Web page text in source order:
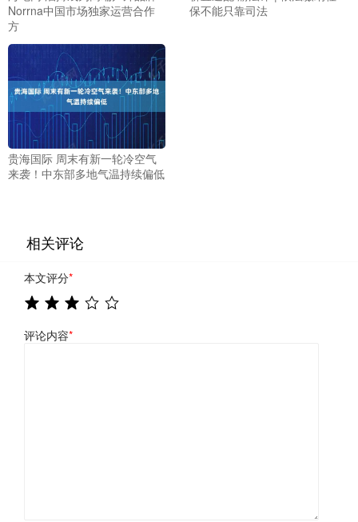
Norrna中国市场独家运营合作
方
保不能只靠司法
贵海国际 周末有新一轮冷空气
来袭！中东部多地气温持续偏低
相关评论
本文评分*
评论内容*